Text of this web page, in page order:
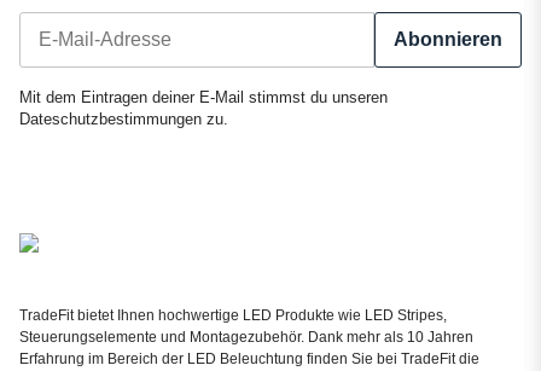
Abonnieren
Mit dem Eintragen deiner E-Mail stimmst du unseren
Dateschutzbestimmungen zu.
TradeFit bietet Ihnen hochwertige LED Produkte wie LED Stripes,
Steuerungselemente und Montagezubehör. Dank mehr als 10 Jahren
Erfahrung im Bereich der LED Beleuchtung finden Sie bei TradeFit die